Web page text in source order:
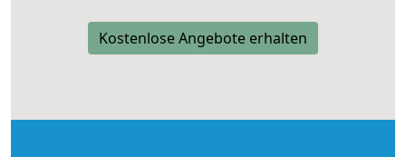
Kostenlose Angebote erhalten